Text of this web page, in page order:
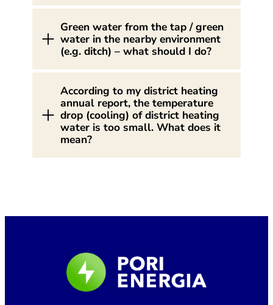
Green water from the tap / green
water in the nearby environment
(e.g. ditch) – what should I do?
According to my district heating
annual report, the temperature
drop (cooling) of district heating
water is too small. What does it
mean?